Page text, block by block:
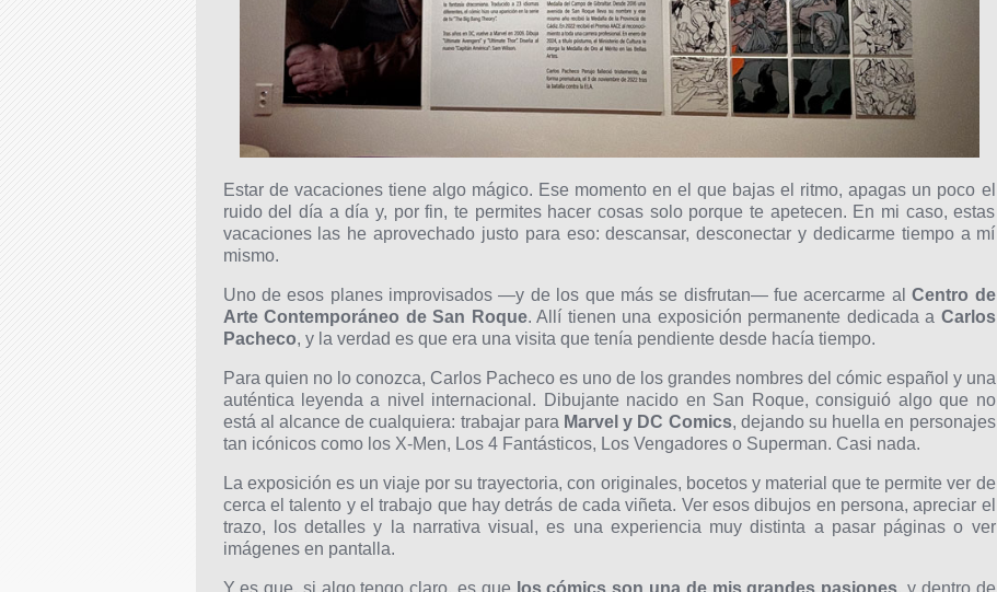
Estar de vacaciones tiene algo mágico. Ese momento en el que bajas el ritmo, apagas un poco el
ruido del día a día y, por fin, te permites hacer cosas solo porque te apetecen. En mi caso, estas
vacaciones las he aprovechado justo para eso: descansar, desconectar y dedicarme tiempo a mí
mismo.
Uno de esos planes improvisados —y de los que más se disfrutan— fue acercarme alCentro de
Arte Contemporáneo de San Roque. Allí tienen una exposición permanente dedicada a Carlos
Pacheco, y la verdad es que era una visita que tenía pendiente desde hacía tiempo.
Para quien no lo conozca, Carlos Pacheco es uno de los grandes nombres del cómic español y una
auténtica leyenda a nivel internacional. Dibujante nacido en San Roque, consiguió algo que no
está al alcance de cualquiera: trabajar para Marvel y DC Comics, dejando su huella en personajes
tan icónicos como los X-Men, Los 4 Fantásticos, Los Vengadores o Superman. Casi nada.
La exposición es un viaje por su trayectoria, con originales, bocetos y material que te permite ver de
cerca el talento y el trabajo que hay detrás de cada viñeta. Ver esos dibujos en persona, apreciar el
trazo, los detalles y la narrativa visual, es una experiencia muy distinta a pasar páginas o ver
imágenes en pantalla.